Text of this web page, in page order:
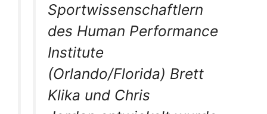
Sportwissenschaftlern
des Human Performance
Institute
(Orlando/Florida) Brett
Klika und Chris